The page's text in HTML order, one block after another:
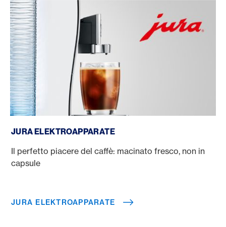
JURA ELEKTROAPPARATE
Il perfetto piacere del caffè: macinato fresco, non in
capsule
JURA ELEKTROAPPARATE